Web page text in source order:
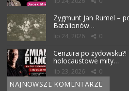
Zygmunt Jan Rumel –
Batalionów…
lip 24, 2026 0
Cenzura po żydowsku?!
holocaustowe mity…
lip 23, 2026 0
NAJNOWSZE KOMENTARZE